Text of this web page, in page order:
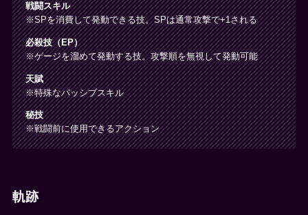
戦闘スキル
※SPを消費して発動できる技。SPは通常攻撃で+1される
必殺技（EP）
※ゲージを溜めて発動する技。攻撃順を無視して発動可能
天賦
※特殊なパッシブスキル
秘技
※戦闘前に使用できるアクション
軌跡